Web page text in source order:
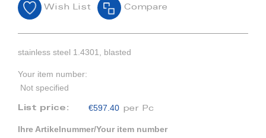
Wish List Compare
stainless steel 1.4301, blasted
Your item number:
Not specified
List price: €597.40 per Pc
Ihre Artikelnummer/Your item number